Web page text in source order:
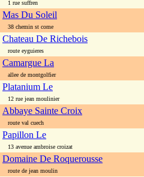
1 rue suffren
Mas Du Soleil
38 chemin st come
Chateau De Richebois
route eyguieres
Camargue La
allee de montgolfier
Platanium Le
12 rue jean moulinier
Abbaye Sainte Croix
route val cuech
Papillon Le
13 avenue ambroise croizat
Domaine De Roquerousse
route de jean moulin